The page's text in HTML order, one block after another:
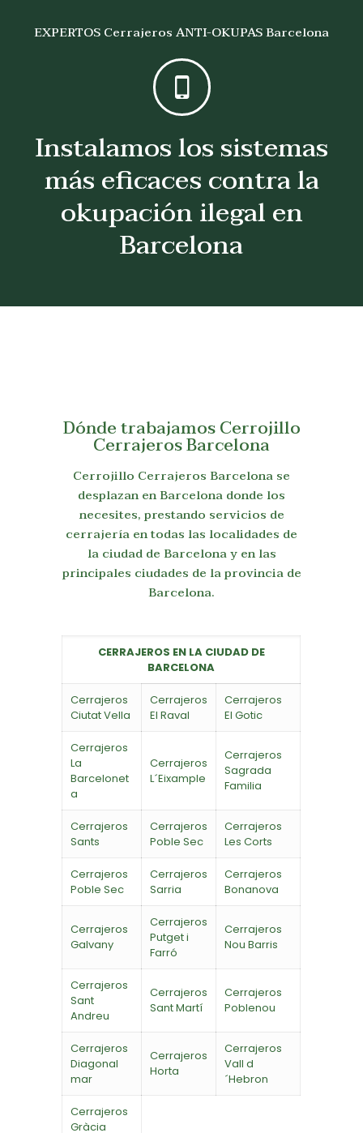
EXPERTOS Cerrajeros ANTI-OKUPAS Barcelona
Instalamos los sistemas
más eficaces contra la
okupación ilegal en
Barcelona
Dónde trabajamos Cerrojillo
Cerrajeros Barcelona
Cerrojillo Cerrajeros Barcelona se
desplazan en Barcelona donde los
necesites, prestando servicios de
cerrajería en todas las localidades de
la ciudad de Barcelona y en las
principales ciudades de la provincia de
Barcelona.
CERRAJEROS EN LA CIUDAD DE
BARCELONA
Cerrajeros
Ciutat Vella
Cerrajeros
El Raval
Cerrajeros
El Gotic
Cerrajeros
La
Barcelonet
a
Cerrajeros
L´Eixample
Cerrajeros
Sagrada
Familia
Cerrajeros
Sants
Cerrajeros
Poble Sec
Cerrajeros
Les Corts
Cerrajeros
Poble Sec
Cerrajeros
Sarria
Cerrajeros
Bonanova
Cerrajeros
Galvany
Cerrajeros
Putget i
Farró
Cerrajeros
Nou Barris
Cerrajeros
Sant
Andreu
Cerrajeros
Sant Martí
Cerrajeros
Poblenou
Cerrajeros
Diagonal
mar
Cerrajeros
Horta
Cerrajeros
Vall d
´Hebron
Cerrajeros
Gràcia